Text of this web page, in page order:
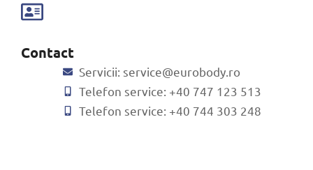
Contact
Servicii: service@eurobody.ro
Telefon service: +40 747 123 513
Telefon service: +40 744 303 248